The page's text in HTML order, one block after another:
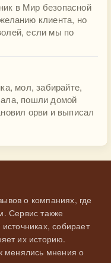
в Мир безопасной
клиента, но
если мы по
мол, забирайте,
пошли домой
орви и выписал
о компаниях, где
Сервис также
собирает
их историю.
менялись мнения о